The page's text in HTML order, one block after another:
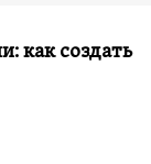
как создать